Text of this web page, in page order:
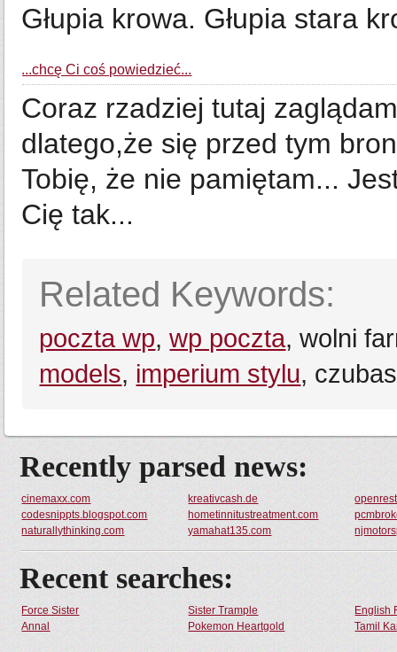
Głupia krowa. Głupia stara
...chcę Ci coś powiedzieć...
Coraz rzadziej tutaj
dlatego,że się przed tym
Tobię, że nie pamiętam...
Cię tak...
Related Keywords:
poczta wp,wp poczta, wolni
models, imperium stylu,
Recently parsed news:
cinemaxx.com kreativcash.de
codesnippts.blogspot.com
hometinnitustreatment.com
naturallythinking.com
yamahat135.com
Recent searches:
Force Sister Sister Trample
English
Annal
Pokemon Heartgold Tamil